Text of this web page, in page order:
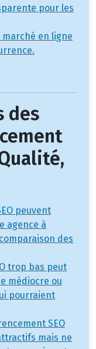
pour les
en ligne
des
peuvent
agence à
des
trop bas peut
médiocre ou
pourraient
SEO
mais ne